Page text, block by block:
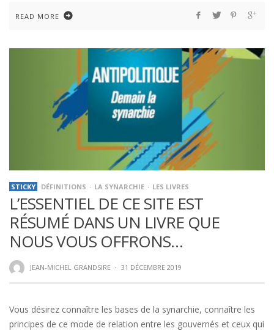
READ MORE
STICKY DÉFINITIONS LA SYNARCHIE LES LIVRES
L’ESSENTIEL DE CE SITE EST
RÉSUMÉ DANS UN LIVRE QUE
NOUS VOUS OFFRONS…
JEAN-MICHEL GRANDSIRE · 31 DÉCEMBRE 2019
Vous désirez connaître les bases de la synarchie, connaître les
principes de ce mode de relation entre les gouvernés et ceux qui